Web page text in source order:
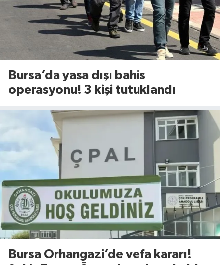
Bursa’da yasa dışı bahis
operasyonu! 3 kişi tutuklandı
Bursa Orhangazi’de vefa kararı!